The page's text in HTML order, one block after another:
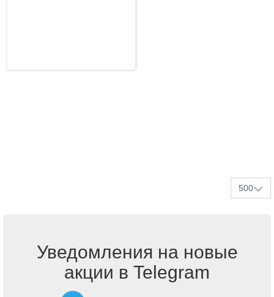
500
Уведомления на новые
акции в Telegram